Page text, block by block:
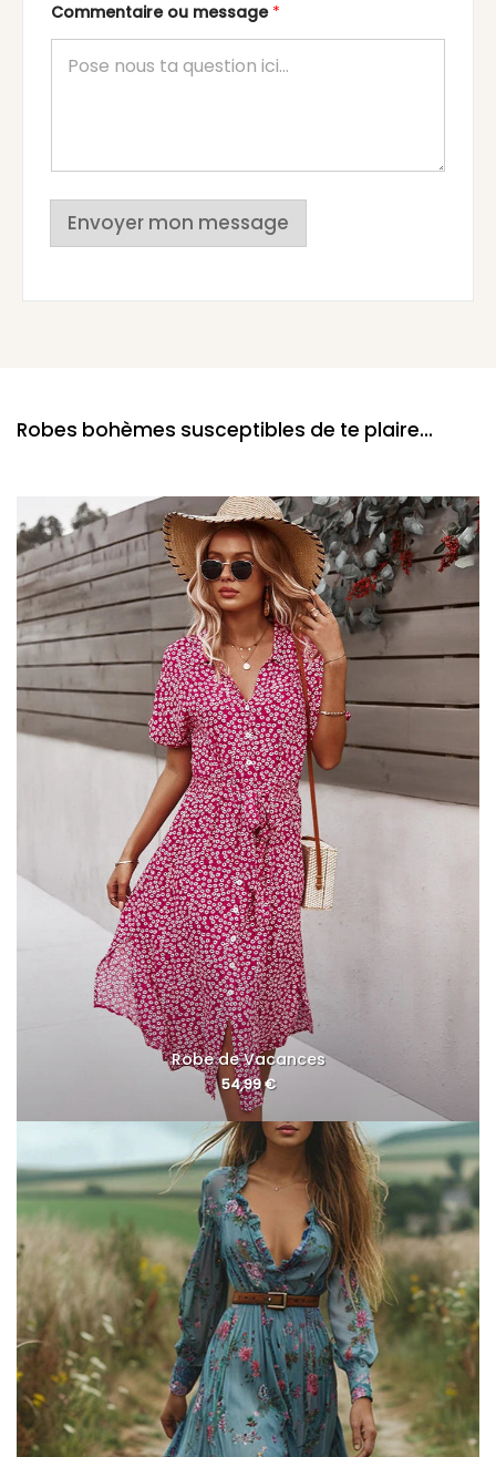
Commentaire ou message *
Envoyer mon message
Robes bohèmes susceptibles de te plaire...
Robe de Vacances
54,99€